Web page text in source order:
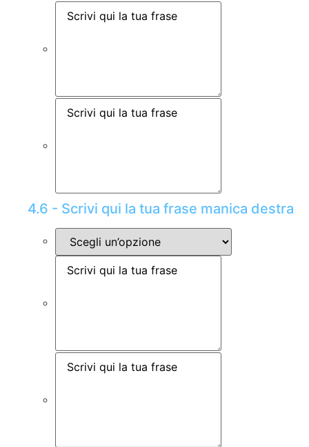
4.6 - Scrivi qui la tua frase manica destra